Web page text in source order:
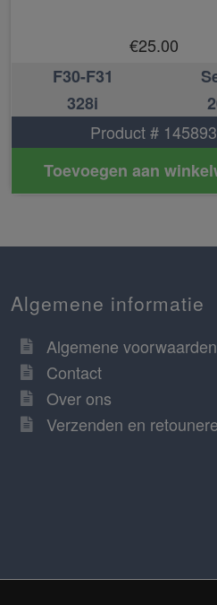
€25.00
F30-F31
328i
Product # 145893
Toevoegen aan
Algemene informatie
Algemene voorwaarden
Contact
Over ons
Verzenden en